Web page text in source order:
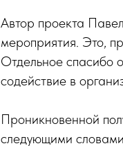
Автор проекта
мероприятия. Это,
Отдельное спасибо
содействие в
Проникновенной
следующими